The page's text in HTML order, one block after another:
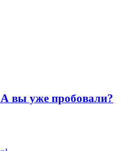
вы уже пробовали?